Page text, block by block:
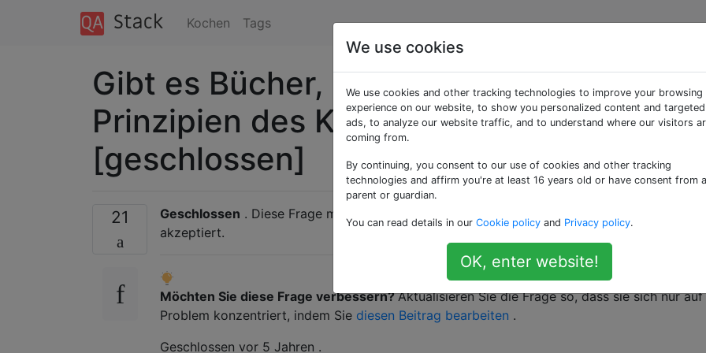
Kochen Tags
Gibt es Bücher, die die allgemeinen
Prinzipien des Kochens beschreiben?
[geschlossen]
21 Geschlossen . Diese Frage muss
akzeptiert.
Möchten Sie diese Frage verbessern?Aktualisieren Sie die Frage so, dass sie sich nur auf
Problem konzentriert, indem Sie diesen Beitrag bearbeiten .
Geschlossen vor 5 Jahren .
We use cookies
We use cookies and other tracking technologies to improve your browsing
experience on our website, to show you personalized content and targeted
ads, to analyze our website traffic, and to understand where our visitors
coming from.
By continuing, you consent to our use of cookies and other tracking
technologies and affirm you're at least 16 years old or have consent from a
parent or guardian.
You can read details in our Cookie policy and Privacy policy.
OK, enter website!